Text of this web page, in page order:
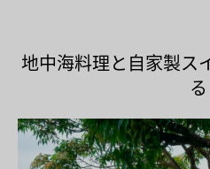
地中海料理と自家製ス
る